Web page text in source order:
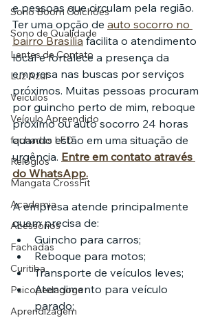
Sono Boom Colchões
Sono de Qualidade
Lentes de Contato
Luz Azul
Veículos
Veículo Apreendido
fachadas LED
Relógios
Mangata CrossFit
Academia
Acessórios
Fachadas
Curitiba
Psicopedagoga
Aprendizagem
e pessoas que circulam pela região.
Ter uma opção de auto socorro no
bairro Brasília facilita o atendimento
local e fortalece a presença da
empresa nas buscas por serviços
próximos. Muitas pessoas procuram
por guincho perto de mim, reboque
próximo ou auto socorro 24 horas
quando estão em uma situação de
urgência. Entre em contato através
do WhatsApp.
A empresa atende principalmente
quem precisa de:
Guincho para carros;
Reboque para motos;
Transporte de veículos leves;
Atendimento para veículo
parado;